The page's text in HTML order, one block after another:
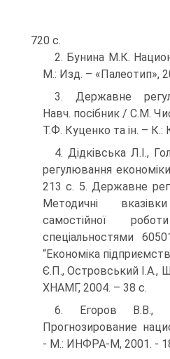
720 с.
2. Бунина М.К.
М.: Изд. – «Палеотип»,
3. Державне
Навч. посібник / С.М.
Т.Ф. Куценко та ін. – К.:
4. Дідківська Л.І.,
регулювання
213 с. 5. Державне
Методичні
самостійної
спеціальностями
“Економіка
Є.П., Островський І.А.,
ХНАМГ, 2004. – 38 с.
6. Егоров В.В.,
Прогнозирование
- М.: ИНФРА-М, 2001. -